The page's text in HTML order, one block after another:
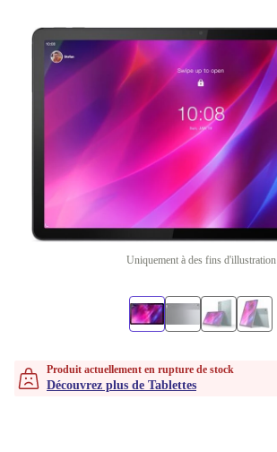
Uniquement à des fins d'illustration
Produit actuellement en rupture de stock
Découvrez plus de Tablettes